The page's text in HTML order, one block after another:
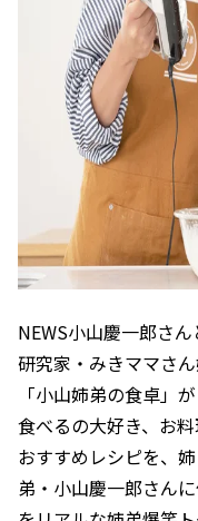
NEWS小山慶一郎さ
研究家・みきママさ
「小山姉弟の食卓」
食べるの大好き、お
おすすめレシピを、
弟・小山慶一郎さん